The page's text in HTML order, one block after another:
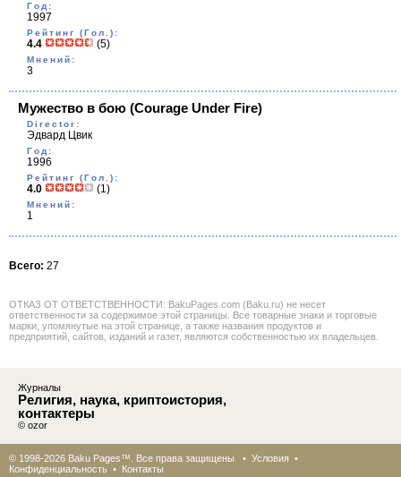
Год:
1997
Рейтинг (Гол.):
4.4 (5)
Мнений:
3
Мужество в бою (Courage Under Fire)
Director:
Эдвард Цвик
Год:
1996
Рейтинг (Гол.):
4.0 (1)
Мнений:
1
Всего: 27
ОТКАЗ ОТ ОТВЕТСТВЕННОСТИ: BakuPages.com (Baku.ru) не несет
ответственности за содержимое этой страницы. Все товарные знаки и торговые
марки, упомянутые на этой странице, а также названия продуктов и
предприятий, сайтов, изданий и газет, являются собственностью их владельцев.
Журналы
Религия, наука, криптоистория,
контактеры
© ozor
© 1998-2026 Baku Pages™. Все права защищены • Условия •
Конфиденциальность • Контакты